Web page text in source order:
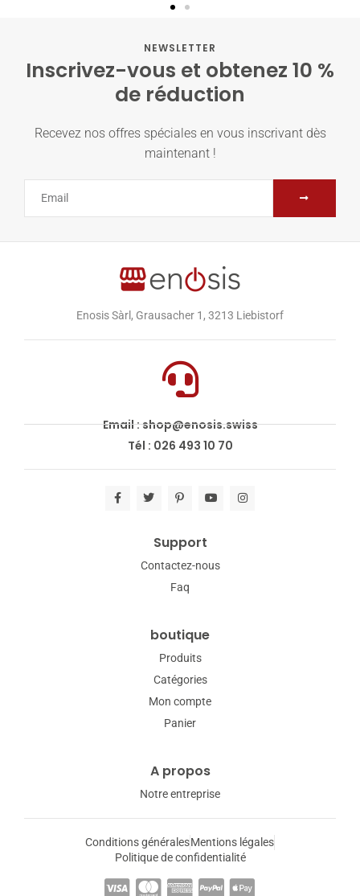
NEWSLETTER
Inscrivez-vous et obtenez 10 %
de réduction
Recevez nos offres spéciales en vous inscrivant dès
maintenant !
Enosis Sàrl, Grausacher 1, 3213 Liebistorf
Email : shop@enosis.swiss
Tél : 026 493 10 70
Support
Contactez-nous
Faq
boutique
Produits
Catégories
Mon compte
Panier
A propos
Notre entreprise
Conditions généralesMentions légales
Politique de confidentialité